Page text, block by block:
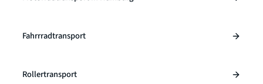
Fahrrradtransport
Rollertransport